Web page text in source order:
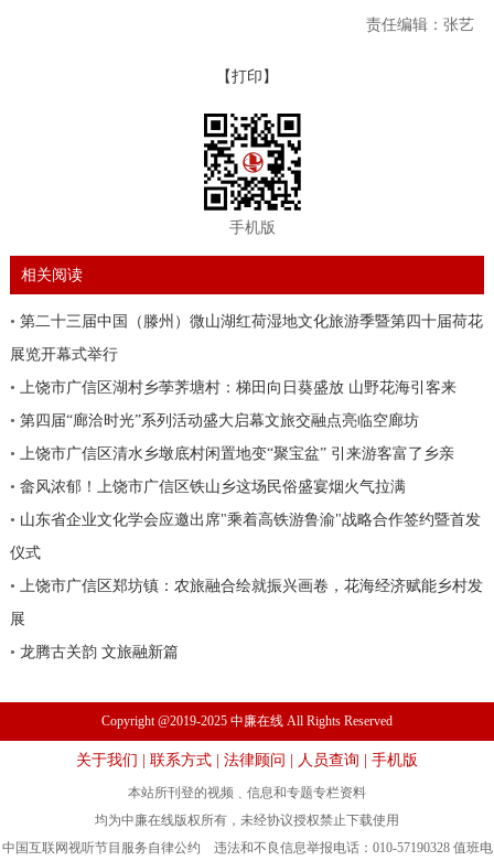
责任编辑：张艺
【打印】
手机版
相关阅读
• 第二十三届中国（滕州）微山湖红荷湿地文化旅游季暨第四十届荷花
展览开幕式举行
• 上饶市广信区湖村乡荸荠塘村：梯田向日葵盛放 山野花海引客来
• 第四届“廊洽时光”系列活动盛大启幕文旅交融点亮临空廊坊
• 上饶市广信区清水乡墩底村闲置地变“聚宝盆” 引来游客富了乡亲
• 畲风浓郁！上饶市广信区铁山乡这场民俗盛宴烟火气拉满
• 山东省企业文化学会应邀出席"乘着高铁游鲁渝"战略合作签约暨首发
仪式
• 上饶市广信区郑坊镇：农旅融合绘就振兴画卷，花海经济赋能乡村发
展
• 龙腾古关韵 文旅融新篇
Copyright @2019-2025 中廉在线 All Rights Reserved
关于我们 联系方式 法律顾问 人员查询 手机版
本站所刊登的视频﹑信息和专题专栏资料
均为中廉在线版权所有，未经协议授权禁止下载使用
中国互联网视听节目服务自律公约 违法和不良信息举报电话：010-57190328 值班电